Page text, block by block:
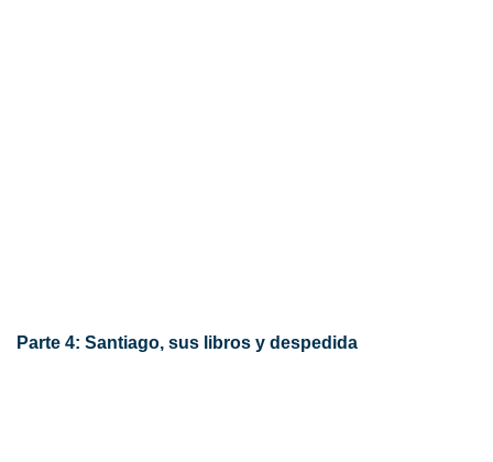
Parte 4: Santiago, sus libros y despedida